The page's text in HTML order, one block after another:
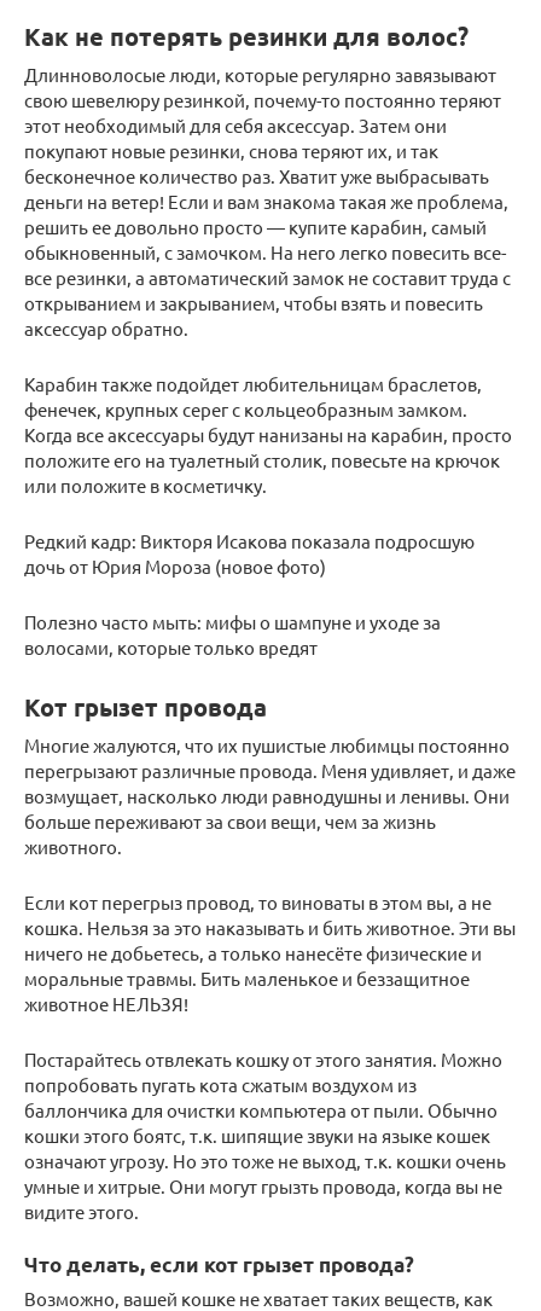
Как не потерять резинки для волос?
Длинноволосые люди, которые регулярно завязывают
свою шевелюру резинкой, почему-то постоянно теряют
этот необходимый для себя аксессуар. Затем они
покупают новые резинки, снова теряют их, и так
бесконечное количество раз. Хватит уже выбрасывать
деньги на ветер! Если и вам знакома такая же проблема,
решить ее довольно просто — купите карабин, самый
обыкновенный, с замочком. На него легко повесить все-
все резинки, а автоматический замок не составит труда с
открыванием и закрыванием, чтобы взять и повесить
аксессуар обратно.
Карабин также подойдет любительницам браслетов,
фенечек, крупных серег с кольцеобразным замком.
Когда все аксессуары будут нанизаны на карабин, просто
положите его на туалетный столик, повесьте на крючок
или положите в косметичку.
Редкий кадр: Викторя Исакова показала подросшую
дочь от Юрия Мороза (новое фото)
Полезно часто мыть: мифы о шампуне и уходе за
волосами, которые только вредят
Кот грызет провода
Многие жалуются, что их пушистые любимцы постоянно
перегрызают различные провода. Меня удивляет, и даже
возмущает, насколько люди равнодушны и ленивы. Они
больше переживают за свои вещи, чем за жизнь
животного.
Если кот перегрыз провод, то виноваты в этом вы, а не
кошка. Нельзя за это наказывать и бить животное. Эти вы
ничего не добьетесь, а только нанесёте физические и
моральные травмы. Бить маленькое и беззащитное
животное НЕЛЬЗЯ!
Постарайтесь отвлекать кошку от этого занятия. Можно
попробовать пугать кота сжатым воздухом из
баллончика для очистки компьютера от пыли. Обычно
кошки этого боятс, т.к. шипящие звуки на языке кошек
означают угрозу. Но это тоже не выход, т.к. кошки очень
умные и хитрые. Они могут грызть провода, когда вы не
видите этого.
Что делать, если кот грызет провода?
Возможно, вашей кошке не хватает таких веществ, как